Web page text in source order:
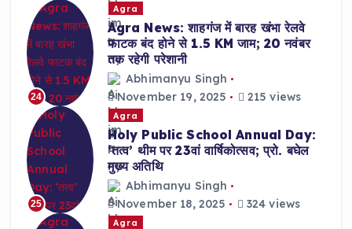
24
Agra
Agra News: शाहगंज में बारह खंभा रेलवे
फाटक बंद होने से 1.5 KM जाम; 20 नवंबर
तक रहेगी परेशानी
Abhimanyu Singh
November 19, 2025
215 views
25
Agra
Holy Public School Annual Day:
‘तत्व’ थीम पर 23वां वार्षिकोत्सव; प्रो. बघेल
मुख्य अतिथि
Abhimanyu Singh
November 18, 2025
324 views
Agra